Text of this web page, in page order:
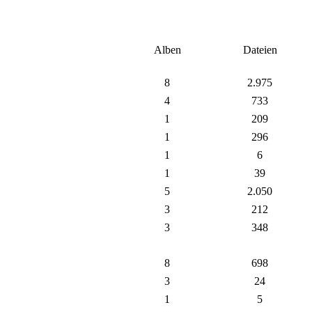
Alben
Dateien
8
2.975
4
733
1
209
1
296
1
6
1
39
5
2.050
3
212
3
348
8
698
3
24
1
5